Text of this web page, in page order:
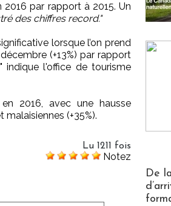
2016 par rapport à 2015. Un
des chiffres record."
lorsque l’on prend
(+13%) par rapport
indique l'office de tourisme
2016, avec une hausse
(+35%).
Lu 1211 fois
Notez
De